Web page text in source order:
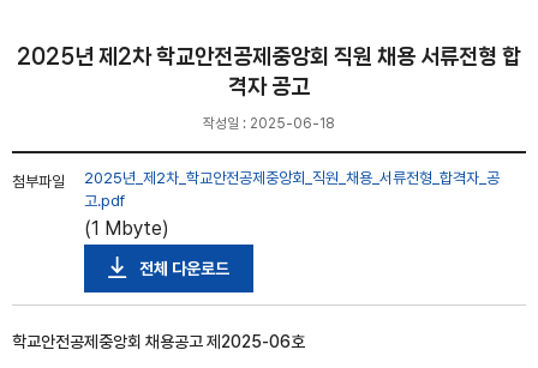
2025년 제2차 학교안전공제중앙회 직원 채용 서류전형 합
격자 공고
작성일 : 2025-06-18
첨부파일
2025년_제2차_학교안전공제중앙회_직원_채용_서류전형_합격자_공
고.pdf
(1 Mbyte)
전체 다운로드
학교안전공제중앙회 채용공고 제2025-06호